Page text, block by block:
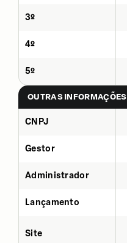
3º
4º
5º
OUTRAS INFORMAÇÕES
CNPJ
Gestor
Administrador
Lançamento
Site